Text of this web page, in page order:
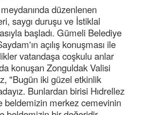
düzenlenen
saygı duruşu ve İstiklal
başladı. Gümeli Belediye
açılış konuşması ile
vatandaşa coşkulu anlar
konuşan Zonguldak Valisi
"Bugün iki güzel etkinlik
Bunlardan birisi Hıdrellez
beldemizin merkez cemevinin